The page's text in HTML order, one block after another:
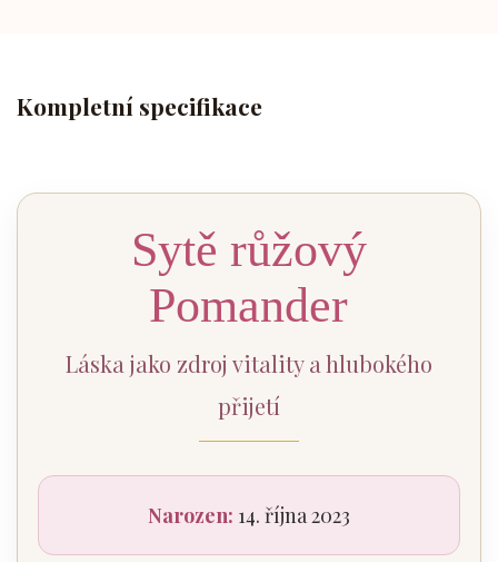
Kompletní specifikace
Sytě růžový
Pomander
Láska jako zdroj vitality a hlubokého
přijetí
Narozen: 14. října 2023